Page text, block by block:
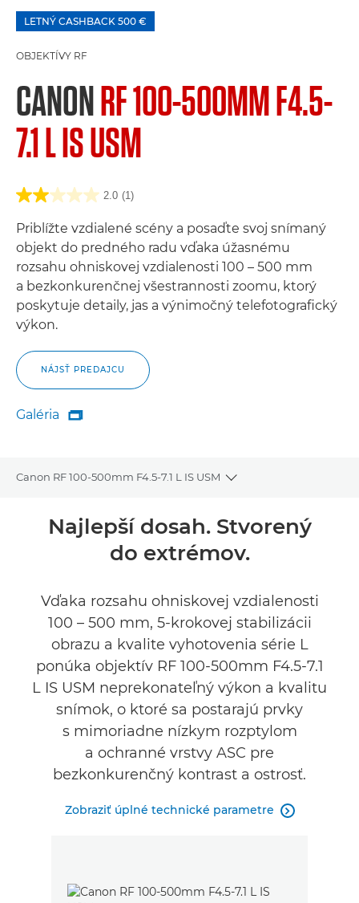
LETNÝ CASHBACK 500 €
OBJEKTÍVY RF
CANONRF 100-500MM F4.5-
7.1 L IS USM
2.0 (1)
Priblížte vzdialené scény a posaďte svoj snímaný
objekt do predného radu vďaka úžasnému
rozsahu ohniskovej vzdialenosti 100 – 500 mm
a bezkonkurenčnej všestrannosti zoomu, ktorý
poskytuje detaily, jas a výnimočný telefotografický
výkon.
NÁJSŤ PREDAJCU
Galéria
Galéria

Canon RF 100-500mm F4.5-7.1 L IS USM
Toggle breadcrumbs
Prehľad
Technické parametre
Galéria
Recenzie
Podpora
NÁJSŤ PREDAJCU
Najlepší dosah. Stvorený
do extrémov.
Vďaka rozsahu ohniskovej vzdialenosti
100 – 500 mm, 5-krokovej stabilizácii
obrazu a kvalite vyhotovenia série L
ponúka objektív RF 100-500mm F4.5-7.1
L IS USM neprekonateľný výkon a kvalitu
snímok, o ktoré sa postarajú prvky
s mimoriadne nízkym rozptylom
a ochranné vrstvy ASC pre
bezkonkurenčný kontrast a ostrosť.
Zobraziť úplné technické parametre 